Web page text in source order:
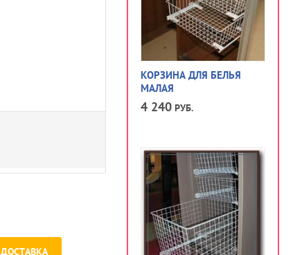
КОРЗИНА ДЛЯ БЕЛЬЯ
МАЛАЯ
4 240 РУБ.
ДОСТАВКА